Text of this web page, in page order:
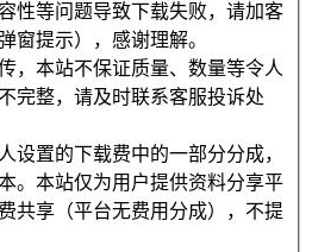
性等问题导致下载失败，请加客
窗提示），感谢理解。
，本站不保证质量、数量等令人
完整，请及时联系客服投诉处
置的下载费中的一部分分成，
。本站仅为用户提供资料分享平
共享（平台无费用分成），不提